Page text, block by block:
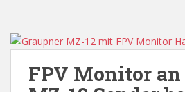
FPV Monitor an